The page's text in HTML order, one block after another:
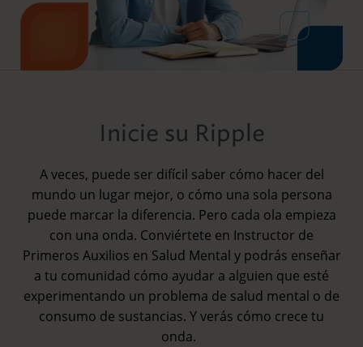
Inicie su Ripple
A veces, puede ser difícil saber cómo hacer del
mundo un lugar mejor, o cómo una sola persona
puede marcar la diferencia. Pero cada ola empieza
con una onda. Conviértete en Instructor de
Primeros Auxilios en Salud Mental y podrás enseñar
a tu comunidad cómo ayudar a alguien que esté
experimentando un problema de salud mental o de
consumo de sustancias. Y verás cómo crece tu
onda.